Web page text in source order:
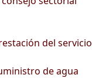
del servicio
de agua